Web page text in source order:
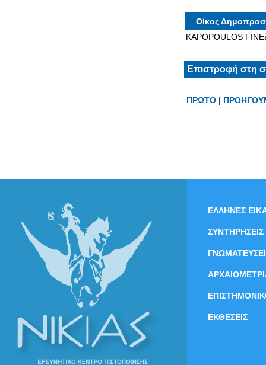
Οίκος
KAPOPOULOS
Επιστροφή στη
ΠΡΩΤΟ |
ΕΛΛΗΝΕΣ
ΣΥΝΤΗΡΗΣΕΙΣ
ΕΚΘΕΣΕΙΣ